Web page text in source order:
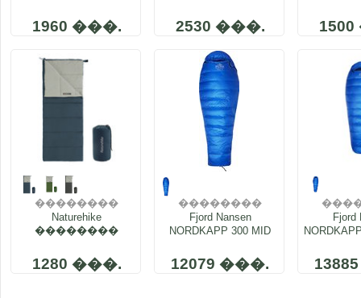
CNK2300SD012
1960 ���.
��������
NH21MSD06
2530 ���.
��������
����
Naturehike
��������
NH22MSD05
1280 ���.
��������
����
Fjord Nansen
NORDKAPP 300 MID
12079 ���.
Fjord